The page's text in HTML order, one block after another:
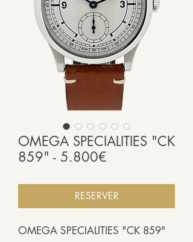
OMEGA SPECIALITIES "CK
859" - 5.800€
RESERVER
OMEGA SPECIALITIES "CK 859"